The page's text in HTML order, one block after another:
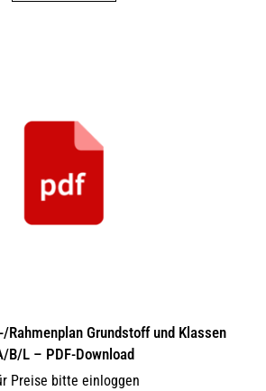
Rahmenplan Grundstoff und Klassen
B/L – PDF-Download
Preise bitte einloggen